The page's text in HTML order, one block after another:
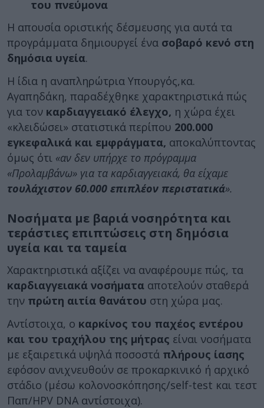
του πνεύμονα
Η απουσία οριστικής δέσμευσης για αυτά τα
προγράμματα δημιουργεί ένα σοβαρό κενό στη
δημόσια υγεία.
Η ίδια η αναπληρώτρια Υπουργός,κα.
Αγαπηδάκη, παραδέχθηκε χαρακτηριστικά πώς
για τον καρδιαγγειακό έλεγχο, η χώρα έχει
«κλειδώσει» στατιστικά περίπου 200.000
εγκεφαλικά και εμφράγματα, αποκαλύπτοντας
όμως ότι «αν δεν υπήρχε το πρόγραμμα
«Προλαμβάνω» για τα καρδιαγγειακά, θα είχαμε
τουλάχιστον 60.000 επιπλέον περιστατικά».
Νοσήματα με βαριά νοσηρότητα και
τεράστιες επιπτώσεις στη δημόσια
υγεία και τα ταμεία
Χαρακτηριστικά αξίζει να αναφέρουμε πώς, τα
καρδιαγγειακά νοσήματα αποτελούν σταθερά
την πρώτη αιτία θανάτου στη χώρα μας.
Αντίστοιχα, ο καρκίνος του παχέος εντέρου
και του τραχήλου της μήτρας είναι νοσήματα
με εξαιρετικά υψηλά ποσοστά πλήρους ίασης
εφόσον ανιχνευθούν σε προκαρκινικό ή αρχικό
στάδιο (μέσω κολονοσκόπησης/self-test και τεστ
Παπ/HPV DNA αντίστοιχα).